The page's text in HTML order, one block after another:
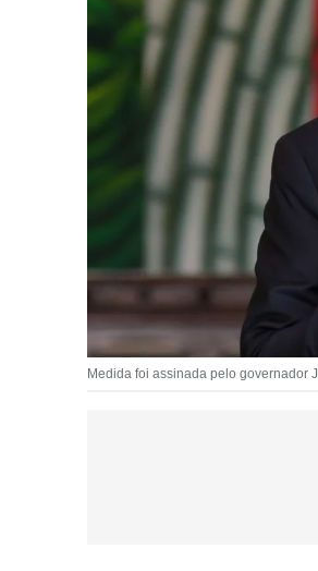
Medida foi assinada pelo governador